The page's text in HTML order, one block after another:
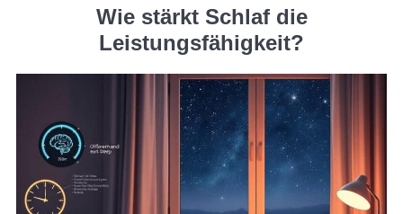
Wie stärkt Schlaf die
Leistungsfähigkeit?